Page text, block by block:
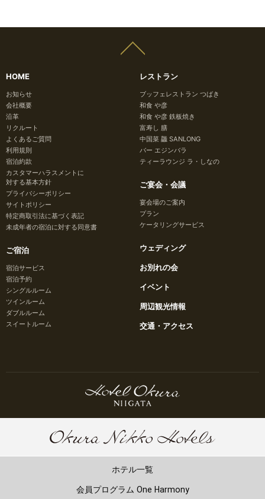
HOME
お知らせ
会社概要
沿革
リクルート
よくあるご質問
利用規則
宿泊約款
カスタマーハラスメントに
対する基本方針
プライバシーポリシー
サイトポリシー
特定商取引法に基づく表記
未成年者の宿泊に対する同意書
ご宿泊
宿泊サービス
宿泊予約
シングルルーム
ツインルーム
ダブルルーム
スイートルーム
レストラン
ブッフェレストラン つばき
和食 や彦
和食 や彦 鉄板焼き
富寿し 膳
中国菜 龘 SANLONG
バー エジンバラ
ティーラウンジ ラ・しなの
ご宴会・会議
宴会場のご案内
プラン
ケータリングサービス
ウェディング
お別れの会
イベント
周辺観光情報
交通・アクセス
ホテル一覧
会員プログラム One Harmony